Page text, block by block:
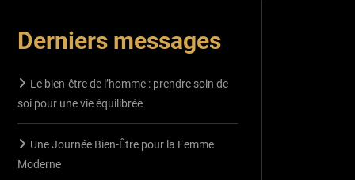
Derniers messages
Le bien-être de l’homme : prendre soin de
soi pour une vie équilibrée
Une Journée Bien-Être pour la Femme
Moderne